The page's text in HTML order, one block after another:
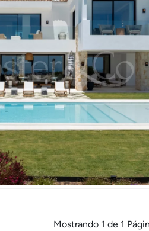
Mostrando 1 de 1